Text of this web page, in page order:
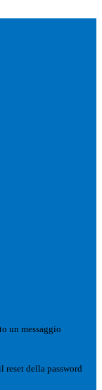
un messaggio
reset della password